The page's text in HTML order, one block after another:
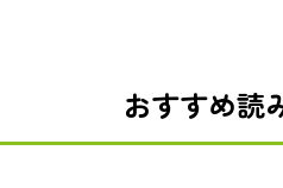
おすすめ読